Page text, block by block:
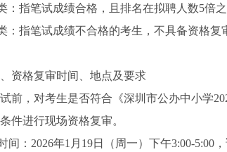
：指笔试成绩合格，且排名在拟聘人数5倍
：指笔试成绩不合格的考生，不具备资格复
资格复审时间、地点及要求
前，对考生是否符合《深圳市公办中小学
件进行现场资格复审。
间：2026年1月19日（周一）下午3:00-5:00